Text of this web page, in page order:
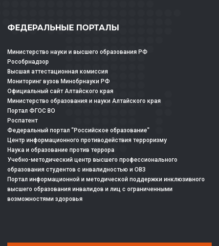
ФЕДЕРАЛЬНЫЕ ПОРТАЛЫ
Министерство науки и высшего образования РФ
Рособрнадзор
Высшая аттестационная комиссия
Мониторинг вузов Минобрнауки РФ
Официальный сайт Алтайского края
Министерство образования и науки Алтайского края
Портал ФГОС ВО
Роспатент
Федеральный портал "Российское образование"
Центр информационного противодействия терроризму
Наука и образование против террора
Учебно-методический центр высшего профессионального
образования студентов с инвалидностью и ОВЗ
Портал информационной и методической поддержки инклюзивного
высшего образования инвалидов и лиц с ограниченными
возможностями здоровья